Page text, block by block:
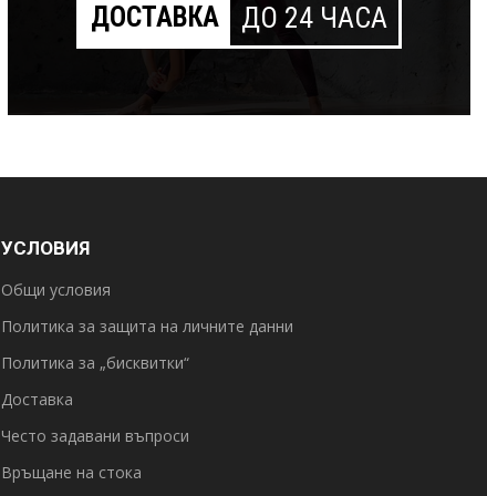
ДОСТАВКА ДО 24 ЧАСА
УСЛОВИЯ
Общи условия
Политика за защита на личните данни
Политика за „бисквитки“
Доставка
Често задавани въпроси
Връщане на стока